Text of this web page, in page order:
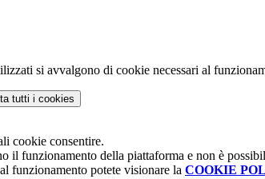
si avvalgono di cookie necessari al
tutti i cookies
cookie consentire.
il funzionamento della piattaforma e non è
funzionamento potete visionare la COOKIE